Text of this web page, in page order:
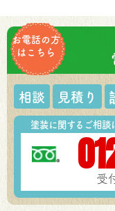
お電話の方
はこちら
相談 見積り
塗装に関するご相談
受